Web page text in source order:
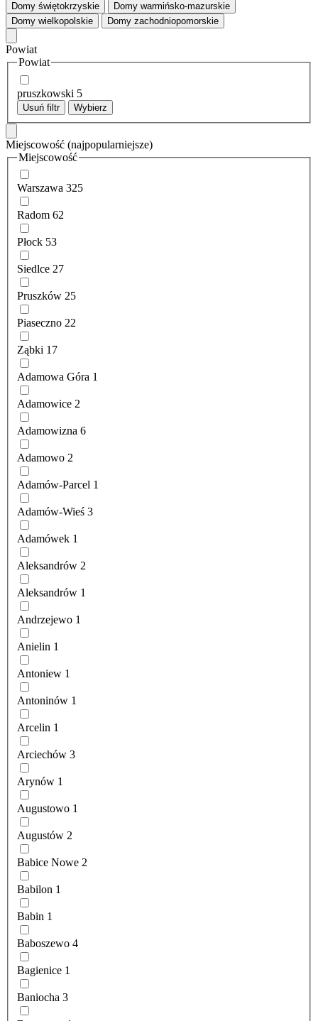
Domy świętokrzyskie
Domy warmińsko-mazurskie
Domy wielkopolskie
Domy zachodniopomorskie
Powiat
Powiat
pruszkowski 5
Usuń filtr Wybierz
Miejscowość (najpopularniejsze)
Miejscowość
Warszawa 325
Radom 62
Płock 53
Siedlce 27
Pruszków 25
Piaseczno 22
Ząbki 17
Adamowa Góra 1
Adamowice 2
Adamowizna 6
Adamowo 2
Adamów-Parcel 1
Adamów-Wieś 3
Adamówek 1
Aleksandrów 2
Aleksandrów 1
Andrzejewo 1
Anielin 1
Antoniew 1
Antoninów 1
Arcelin 1
Arciechów 3
Arynów 1
Augustowo 1
Augustów 2
Babice Nowe 2
Babilon 1
Babin 1
Baboszewo 4
Bagienice 1
Baniocha 3